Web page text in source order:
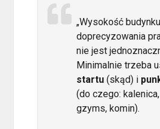
„Wysokość
doprecyzowania
nie jest
Minimalnie trzeba
startu (skąd) i
(do czego:
gzyms, komin).